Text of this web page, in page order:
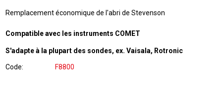
Remplacement économique de l'abri de Stevenson
Compatible avec les instruments COMET
S'adapte à la plupart des sondes, ex. Vaisala, Rotronic
Code F8800